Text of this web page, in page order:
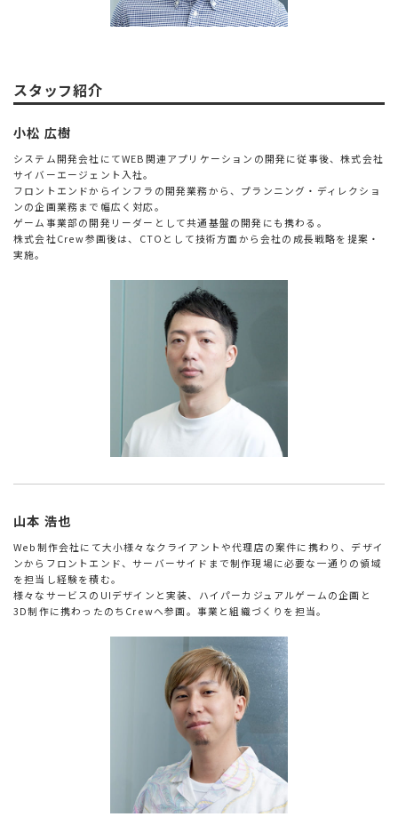
スタッフ紹介
小松 広樹
システム開発会社にてWEB関連アプリケーションの開発に従事後、株式会社
サイバーエージェント入社。
フロントエンドからインフラの開発業務から、プランニング・ディレクショ
ンの企画業務まで幅広く対応。
ゲーム事業部の開発リーダーとして共通基盤の開発にも携わる。
株式会社Crew参画後は、CTOとして技術方面から会社の成長戦略を提案・
実施。
山本 浩也
Web制作会社にて大小様々なクライアントや代理店の案件に携わり、デザイ
ンからフロントエンド、サーバーサイドまで制作現場に必要な一通りの領域
を担当し経験を積む。
様々なサービスのUIデザインと実装、ハイパーカジュアルゲームの企画と
3D制作に携わったのちCrewへ参画。事業と組織づくりを担当。